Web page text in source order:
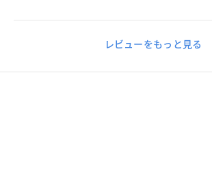
レビューをもっと見る